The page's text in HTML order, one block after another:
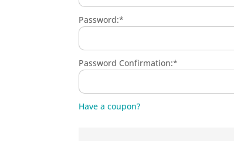
Password:*
Password Confirmation:*
Have a coupon?